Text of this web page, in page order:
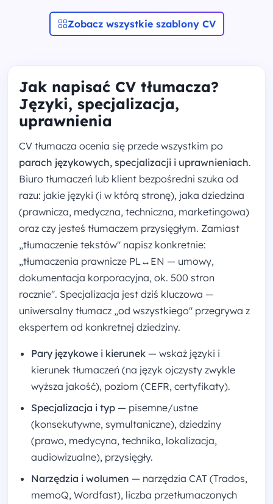
Zobacz wszystkie szablony CV
Jak napisać CV tłumacza?
Języki, specjalizacja,
uprawnienia
CV tłumacza ocenia się przede wszystkim po
parach językowych, specjalizacji i uprawnieniach.
Biuro tłumaczeń lub klient bezpośredni szuka od
razu: jakie języki (i w którą stronę), jaka dziedzina
(prawnicza, medyczna, techniczna, marketingowa)
oraz czy jesteś tłumaczem przysięgłym. Zamiast
„tłumaczenie tekstów" napisz konkretnie:
„tłumaczenia prawnicze PL↔EN — umowy,
dokumentacja korporacyjna, ok. 500 stron
rocznie". Specjalizacja jest dziś kluczowa —
uniwersalny tłumacz „od wszystkiego" przegrywa z
ekspertem od konkretnej dziedziny.
Pary językowe i kierunek — wskaż języki i
kierunek tłumaczeń (na język ojczysty zwykle
wyższa jakość), poziom (CEFR, certyfikaty).
Specjalizacja i typ — pisemne/ustne
(konsekutywne, symultaniczne), dziedziny
(prawo, medycyna, technika, lokalizacja,
audiowizualne), przysięgły.
Narzędzia i wolumen — narzędzia CAT (Trados,
memoQ, Wordfast), liczba przetłumaczonych